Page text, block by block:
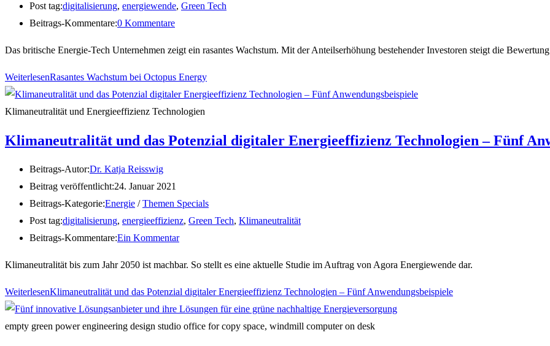
Post tag:digitalisierung, energiewende, Green Tech
Beitrags-Kommentare:0 Kommentare
Das britische Energie-Tech Unternehmen zeigt ein rasantes Wachstum. Mit der Anteilserhöhung bestehender Investoren steigt die
WeiterlesenRasantes Wachstum bei Octopus Energy
Klimaneutralität und Energieeffizienz Technologien
Klimaneutralität und das Potenzial digitaler Energieeffizienz Technologien – Fünf
Beitrags-Autor:Dr. Katja Reisswig
Beitrag veröffentlicht:24. Januar 2021
Beitrags-Kategorie:Energie / Themen Specials
Post tag:digitalisierung, energieeffizienz, Green Tech, Klimaneutralität
Beitrags-Kommentare:Ein Kommentar
Klimaneutralität bis zum Jahr 2050 ist machbar. So stellt es eine aktuelle Studie im Auftrag von Agora Energiewende dar.
WeiterlesenKlimaneutralität und das Potenzial digitaler Energieeffizienz Technologien – Fünf Anwendungsbeispiele
empty green power engineering design studio office for copy space, windmill computer on desk